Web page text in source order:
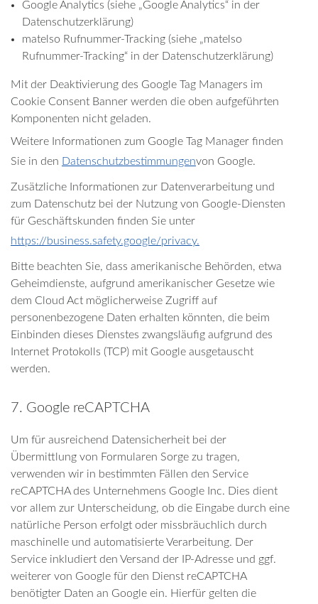
Google Analytics (siehe „Google Analytics“ in der
Datenschutzerklärung)
matelso Rufnummer-Tracking (siehe „matelso
Rufnummer-Tracking“ in der Datenschutzerklärung)
Mit der Deaktivierung des Google Tag Managers im
Cookie Consent Banner werden die oben aufgeführten
Komponenten nicht geladen.
Weitere Informationen zum Google Tag Manager finden
Sie in den Datenschutzbestimmungenvon Google.
Zusätzliche Informationen zur Datenverarbeitung und
zum Datenschutz bei der Nutzung von Google-Diensten
für Geschäftskunden finden Sie unter
https://business.safety.google/privacy.
Bitte beachten Sie, dass amerikanische Behörden, etwa
Geheimdienste, aufgrund amerikanischer Gesetze wie
dem Cloud Act möglicherweise Zugriff auf
personenbezogene Daten erhalten könnten, die beim
Einbinden dieses Dienstes zwangsläufig aufgrund des
Internet Protokolls (TCP) mit Google ausgetauscht
werden.
7. Google reCAPTCHA
Um für ausreichend Datensicherheit bei der
Übermittlung von Formularen Sorge zu tragen,
verwenden wir in bestimmten Fällen den Service
reCAPTCHA des Unternehmens Google Inc. Dies dient
vor allem zur Unterscheidung, ob die Eingabe durch eine
natürliche Person erfolgt oder missbräuchlich durch
maschinelle und automatisierte Verarbeitung. Der
Service inkludiert den Versand der IP-Adresse und ggf.
weiterer von Google für den Dienst reCAPTCHA
benötigter Daten an Google ein. Hierfür gelten die